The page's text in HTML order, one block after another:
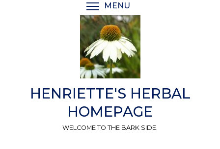
MENU
HENRIETTE'S HERBAL
HOMEPAGE
WELCOME TO THE BARK SIDE.